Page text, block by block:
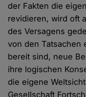
der Fakten die
revidieren, wird oft
des Versagens
von den Tatsachen
bereit sind, neue
ihre logischen
die eigene
Gesellschaft